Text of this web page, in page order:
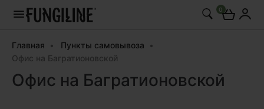
0
Главная
Пункты самовывоза
Офис на Багратионовской
Офис на Багратионовской